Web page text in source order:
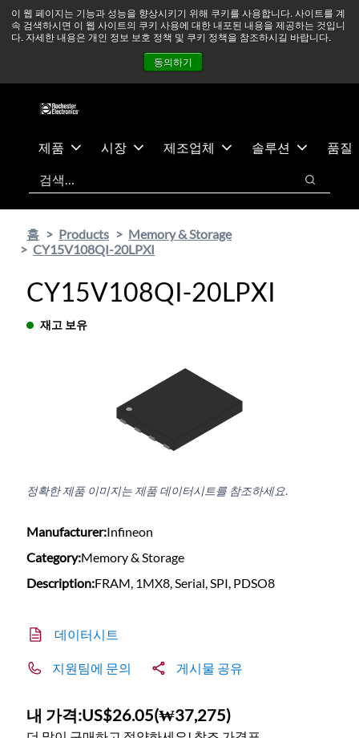
이 웹 페이지는 기능과 성능을 향상시키기 위해 쿠키를 사용합니다. 사이트를 계
속 검색하시면 이 웹 사이트의 쿠키 사용에 대한 내포된 내용을 제공하는 것입니
다. 자세한 내용은 개인 정보 보호 정책 및 쿠키 정책을 참조하시길 바랍니다.
동의하기
츠
건
중동 지역 상황을 지속적으로 주시하고 있으며, 모든 서비스는
정상적으로 운영되고 있습니다. 더 읽어보기 →
뉴스
문의하기
제품 시장 제조업체 솔루션
품질
검색
검색
홈 Products
Memory & Storage
CY15V108QI-20LPXI
CY15V108QI-20LPXI
재고 보유
정확한 제품 이미지는 제품 데이터시트를 참조하세요.
Manufacturer:Infineon
Category:Memory & Storage
Description:FRAM, 1MX8, Serial, SPI, PDSO8
데이터시트
지원팀에 문의 게시물 공유
내 가격:US$26.05(₩37,275)